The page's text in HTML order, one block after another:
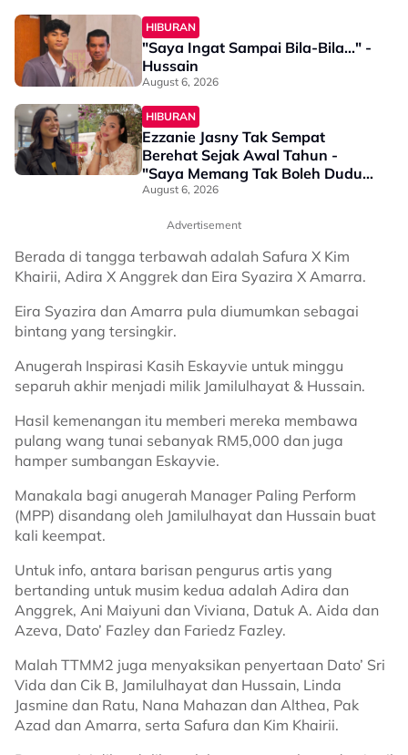
HIBURAN
"Saya Ingat Sampai Bila-Bila..." -
Hussain
August 6, 2026
HIBURAN
Ezzanie Jasny Tak Sempat
Berehat Sejak Awal Tahun -
"Saya Memang Tak Boleh Duduk
Diam"
August 6, 2026
Advertisement
Berada di tangga terbawah adalah Safura X Kim
Khairii, Adira X Anggrek dan Eira Syazira X Amarra.
Eira Syazira dan Amarra pula diumumkan sebagai
bintang yang tersingkir.
Anugerah Inspirasi Kasih Eskayvie untuk minggu
separuh akhir menjadi milik Jamilulhayat & Hussain.
Hasil kemenangan itu memberi mereka membawa
pulang wang tunai sebanyak RM5,000 dan juga
hamper sumbangan Eskayvie.
Manakala bagi anugerah Manager Paling Perform
(MPP) disandang oleh Jamilulhayat dan Hussain buat
kali keempat.
Untuk info, antara barisan pengurus artis yang
bertanding untuk musim kedua adalah Adira dan
Anggrek, Ani Maiyuni dan Viviana, Datuk A. Aida dan
Azeva, Dato’ Fazley dan Fariedz Fazley.
Malah TTMM2 juga menyaksikan penyertaan Dato’ Sri
Vida dan Cik B, Jamilulhayat dan Hussain, Linda
Jasmine dan Ratu, Nana Mahazan dan Althea, Pak
Azad dan Amarra, serta Safura dan Kim Khairii.